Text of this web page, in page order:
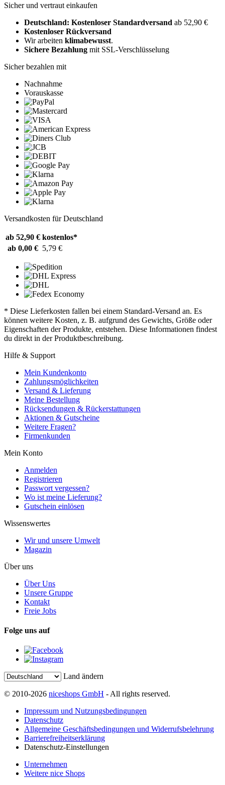
Sicher und vertraut einkaufen
Deutschland: Kostenloser Standardversand ab 52,90 €
Kostenloser Rückversand
Wir arbeiten klimabewusst.
Sichere Bezahlung mit SSL-Verschlüsselung
Sicher bezahlen mit
Nachnahme
Vorauskasse
Versandkosten für Deutschland
ab 52,90 € kostenlos*
ab 0,00 € 5,79 €
* Diese Lieferkosten fallen bei einem Standard-Versand an. Es
können weitere Kosten, z. B. aufgrund des Gewichts, Größe oder
Eigenschaften der Produkte, entstehen. Diese Informationen findest
du direkt in der Produktbeschreibung.
Hilfe & Support
Mein Kundenkonto
Zahlungsmöglichkeiten
Versand & Lieferung
Meine Bestellung
Rücksendungen & Rückerstattungen
Aktionen & Gutscheine
Weitere Fragen?
Firmenkunden
Mein Konto
Anmelden
Registrieren
Passwort vergessen?
Wo ist meine Lieferung?
Gutschein einlösen
Wissenswertes
Wir und unsere Umwelt
Magazin
Über uns
Über Uns
Unsere Gruppe
Kontakt
Freie Jobs
Folge uns auf
Land ändern
© 2010-2026 niceshops GmbH - All rights reserved.
Impressum und Nutzungsbedingungen
Datenschutz
Allgemeine Geschäftsbedingungen und Widerrufsbelehrung
Barrierefreiheitserklärung
Datenschutz-Einstellungen
Unternehmen
Weitere nice Shops